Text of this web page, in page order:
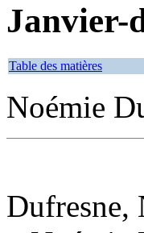
Janvier-
Table des matières
Noémie
Dufresne,